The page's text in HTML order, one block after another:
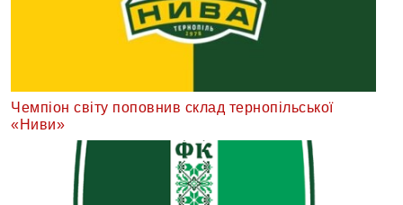
Чемпіон світу поповнив склад тернопільської
«Ниви»